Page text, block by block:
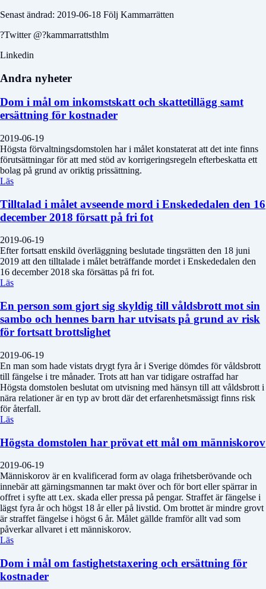
Senast ändrad: 2019-06-18 Följ Kammarrätten
?Twitter @?kammarrattsthlm
Linkedin
Andra nyheter
Dom i mål om inkomstskatt och skattetillägg samt
ersättning för kostnader
2019-06-19
Högsta förvaltningsdomstolen har i målet konstaterat att det inte finns
förutsättningar för att med stöd av korrigeringsregeln efterbeskatta ett
bolag på grund av oriktig prissättning.
Läs
Tilltalad i målet avseende mord i Enskededalen den 16
december 2018 försatt på fri fot
2019-06-19
Efter fortsatt enskild överläggning beslutade tingsrätten den 18 juni
2019 att den tilltalade i målet beträffande mordet i Enskededalen den
16 december 2018 ska försättas på fri fot.
Läs
En person som gjort sig skyldig till våldsbrott mot sin
sambo och hennes barn har utvisats på grund av risk
för fortsatt brottslighet
2019-06-19
En man som hade vistats drygt fyra år i Sverige dömdes för våldsbrott
till fängelse i tre månader. Trots att han var tidigare ostraffad har
Högsta domstolen beslutat om utvisning med hänsyn till att våldsbrott i
nära relationer är en typ av brott där det erfarenhetsmässigt finns risk
för återfall.
Läs
Högsta domstolen har prövat ett mål om människorov
2019-06-19
Människorov är en kvalificerad form av olaga frihetsberövande och
innebär att gärningsmannen tar makt över och för bort eller spärrar in
offret i syfte att t.ex. skada eller pressa på pengar. Straffet är fängelse i
lägst fyra år och högst 18 år eller på livstid. Om brottet är mindre grovt
är straffet fängelse i högst 6 år. Målet gällde framför allt vad som
påverkar allvaret i ett människorov.
Läs
Dom i mål om fastighetstaxering och ersättning för
kostnader